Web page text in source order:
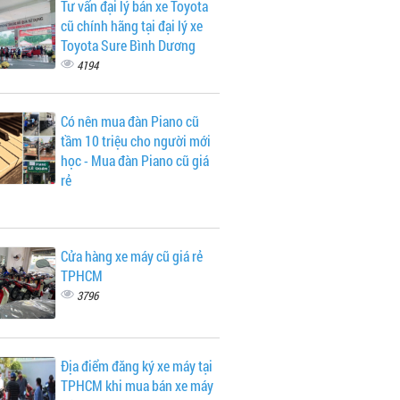
Tư vấn đại lý bán xe Toyota
cũ chính hãng tại đại lý xe
Toyota Sure Bình Dương
4194
Có nên mua đàn Piano cũ
tầm 10 triệu cho người mới
học - Mua đàn Piano cũ giá
rẻ
Cửa hàng xe máy cũ giá rẻ
TPHCM
3796
Địa điểm đăng ký xe máy tại
TPHCM khi mua bán xe máy